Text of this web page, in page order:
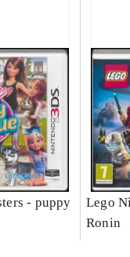
- puppy
Lego
Ronin